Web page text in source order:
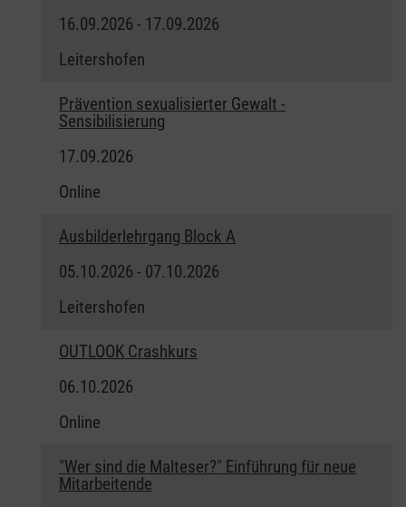
16.09.2026 - 17.09.2026
Leitershofen
Prävention sexualisierter Gewalt -
Sensibilisierung
17.09.2026
Online
Ausbilderlehrgang Block A
05.10.2026 - 07.10.2026
Leitershofen
OUTLOOK Crashkurs
06.10.2026
Online
"Wer sind die Malteser?" Einführung für neue
Mitarbeitende